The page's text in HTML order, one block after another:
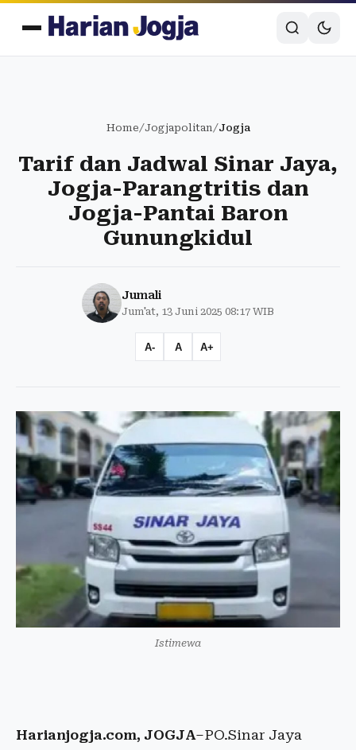
Home/Jogjapolitan/Jogja
Tarif dan Jadwal Sinar Jaya,
Jogja-Parangtritis dan
Jogja-Pantai Baron
Gunungkidul
Jumali
Jum'at, 13 Juni 2025 08:17 WIB
A- A A+
Istimewa
Harianjogja.com, JOGJA–PO.Sinar Jaya